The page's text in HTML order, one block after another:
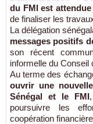
du FMI est
de finaliser les
La délégation
messages positifs
son récent
informelle du Conseil
Au terme des
ouvrir une
Sénégal et le FMI
poursuivre les
coopération